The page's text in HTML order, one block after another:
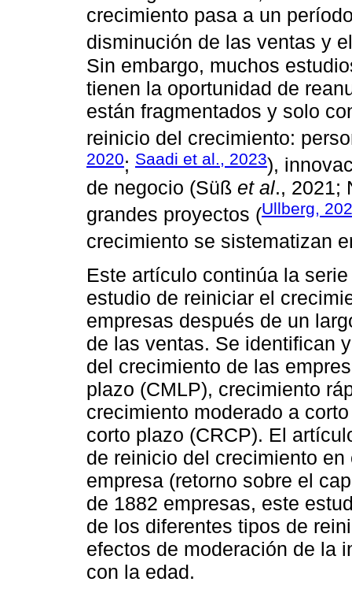
crecimiento pasa a un
disminución de las ventas y
Sin embargo, muchos
tienen la oportunidad de
están fragmentados y solo
reinicio del crecimiento:
2020; Saadi et al., 2023),
de negocio (Süß et al., 2021;
grandes proyectos (Ullberg,
crecimiento se sistematizan
Este artículo continúa la
estudio de reiniciar el
empresas después de un
de las ventas. Se identifican
del crecimiento de las
plazo (CMLP), crecimiento
crecimiento moderado a
corto plazo (CRCP). El
de reinicio del crecimiento
empresa (retorno sobre el
de 1882 empresas, este
de los diferentes tipos de
efectos de moderación de la
con la edad.